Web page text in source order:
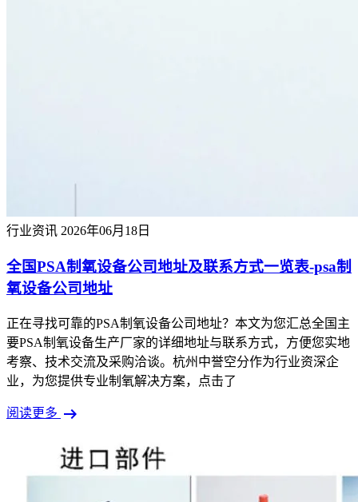
行业资讯 2026年06月18日
全国PSA制氧设备公司地址及联系方式一览表-psa制
氧设备公司地址
正在寻找可靠的PSA制氧设备公司地址？本文为您汇总全国主
要PSA制氧设备生产厂家的详细地址与联系方式，方便您实地
考察、技术交流及采购洽谈。杭州中誉空分作为行业资深企
业，为您提供专业制氧解决方案，点击了
阅读更多 arrow_right_alt